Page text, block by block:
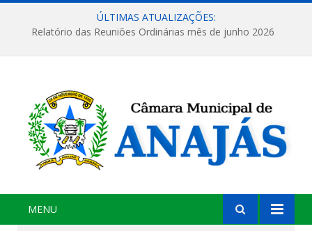
ÚLTIMAS ATUALIZAÇÕES:
Relatório das Reuniões Ordinárias mês de junho 2026
MENU